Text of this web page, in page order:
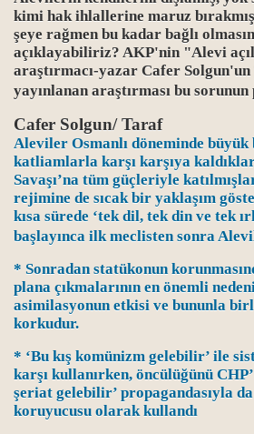
kimi hak ihlallerine maruz
şeye rağmen bu kadar bağlı
açıklayabiliriz? AKP'nin "Alevi
araştırmacı-yazar Cafer
yayınlanan araştırması bu sorunun
Cafer Solgun/ Taraf
Aleviler Osmanlı döneminde büyük
katliamlarla karşı karşıya
Savaşı’na tüm güçleriyle
rejimine de sıcak bir yaklaşım
kısa sürede ‘tek dil, tek din ve tek
başlayınca ilk meclisten sonra
* Sonradan statükonun
plana çıkmalarının en önemli
asimilasyonun etkisi ve bununla
korkudur.
* ‘Bu kış komünizm gelebilir’ ile
karşı kullanırken, öncülüğünü
şeriat gelebilir’ propagandasıyla
koruyucusu olarak kullandı